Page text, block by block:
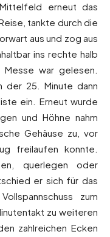
erneut das
tankte durch die
aus und zog aus
ins rechte halb
war gelesen.
der 25. Minute dann
ein. Erneut wurde
und Höhne nahm
Gehäuse zu, vor
freilaufen konnte.
querlegen oder
er sich für das
zum
zu weiteren
zahlreichen Ecken